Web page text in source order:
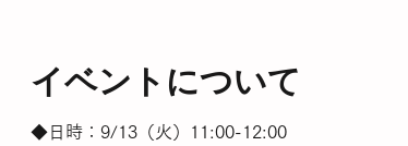
イベントについて
◆日時：9/13（火）11:00-12:00